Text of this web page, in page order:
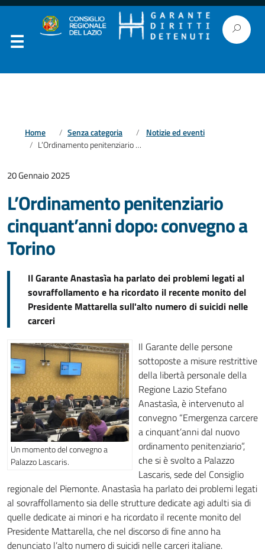
Home Senza categoria
Notizie ed eventi
L’Ordinamento penitenziario cinquant’anni dopo: convegno a Torino
20 Gennaio 2025
L’Ordinamento penitenziario
cinquant’anni dopo: convegno a
Torino
Il Garante Anastasìa ha parlato dei problemi legati al
sovraffollamento e ha ricordato il recente monito del
Presidente Mattarella sull'alto numero di suicidi nelle
carceri
Un momento del convegno a
Palazzo Lascaris.
Il Garante delle persone
sottoposte a misure restrittive
della libertà personale della
Regione Lazio Stefano
Anastasìa, è intervenuto al
convegno “Emergenza carcere
a cinquant’anni dal nuovo
ordinamento penitenziario”,
che si è svolto a Palazzo
Lascaris, sede del Consiglio
regionale del Piemonte. Anastasìa ha parlato dei problemi legati
al sovraffollamento sia delle strutture dedicate agi adulti sia di
quelle dedicate ai minori e ha ricordato il recente monito del
Presidente Mattarella, che nel discorso di fine anno ha
denunciato l’alto numero di suicidi nelle carceri italiane.